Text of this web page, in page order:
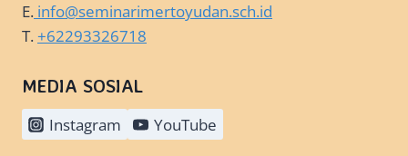
E. info@seminarimertoyudan.sch.id
T.+62293326718
MEDIA SOSIAL
Instagram YouTube